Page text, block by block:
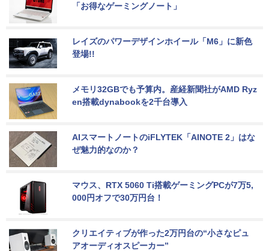
「お得なゲーミングノート」
レイズのパワーデザインホイール「M6」に新色
登場!!
メモリ32GBでも予算内。産経新聞社がAMD Ryz
en搭載dynabookを2千台導入
AIスマートノートのiFLYTEK「AINOTE 2」はな
ぜ魅力的なのか？
マウス、RTX 5060 Ti搭載ゲーミングPCが7万5,
000円オフで30万円台！
クリエイティブが作った2万円台の“小さなピュ
アオーディオスピーカー”